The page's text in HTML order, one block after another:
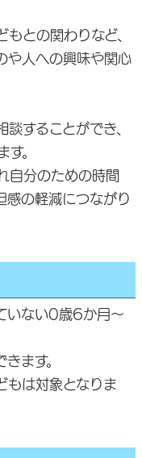
もとの関わりなど、
や人への興味や関心
談することができ、
。
自分のための時間
感の軽減につながり
いない0歳6か月～
ます。
もは対象となりま